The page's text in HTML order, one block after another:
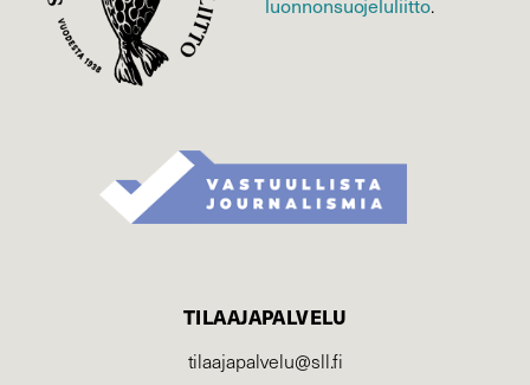
TILAAJAPALVELU
tilaajapalvelu@sll.fi